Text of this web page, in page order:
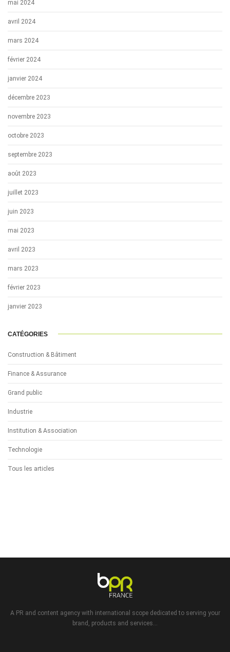
mai 2024
avril 2024
mars 2024
février 2024
janvier 2024
décembre 2023
novembre 2023
octobre 2023
septembre 2023
août 2023
juillet 2023
juin 2023
mai 2023
avril 2023
mars 2023
février 2023
janvier 2023
CATÉGORIES
Construction & Bâtiment
Finance & Assurance
Grand public
Industrie
Institution & Association
Technologie
Tous les articles
A PR and content agency with international scope dedicated to serving your
brand, products and services...